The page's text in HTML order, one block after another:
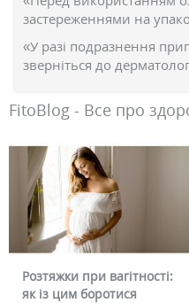
застереженнями на
«У разі подразнення
зверніться до
FitoBlog - Все про
Розтяжки при вагітності:
як із цим боротися